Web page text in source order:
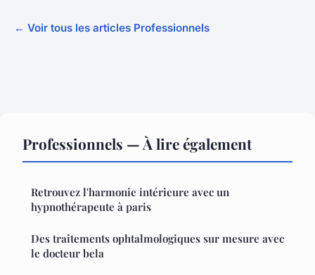
← Voir tous les articles Professionnels
Professionnels — À lire également
Retrouvez l'harmonie intérieure avec un
hypnothérapeute à paris
Des traitements ophtalmologiques sur mesure avec
le docteur bela